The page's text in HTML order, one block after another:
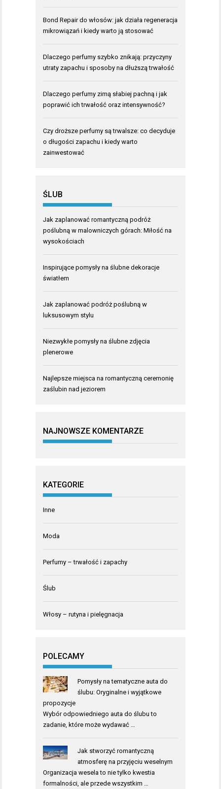
Bond Repair do włosów: jak działa regeneracja
mikrowiązań i kiedy warto ją stosować
Dlaczego perfumy szybko znikają: przyczyny
utraty zapachu i sposoby na dłuższą trwałość
Dlaczego perfumy zimą słabiej pachną i jak
poprawić ich trwałość oraz intensywność?
Czy droższe perfumy są trwalsze: co decyduje
o długości zapachu i kiedy warto
zainwestować
ŚLUB
Jak zaplanować romantyczną podróż
poślubną w malowniczych górach: Miłość na
wysokościach
Inspirujące pomysły na ślubne dekoracje
światłem
Jak zaplanować podróż poślubną w
luksusowym stylu
Niezwykłe pomysły na ślubne zdjęcia
plenerowe
Najlepsze miejsca na romantyczną ceremonię
zaślubin nad jeziorem
NAJNOWSZE KOMENTARZE
KATEGORIE
Inne
Moda
Perfumy – trwałość i zapachy
Ślub
Włosy – rutyna i pielęgnacja
POLECAMY
Pomysły na tematyczne auta do
ślubu: Oryginalne i wyjątkowe
propozycje
Wybór odpowiedniego auta do ślubu to
zadanie, które może wydawać …
Jak stworzyć romantyczną
atmosferę na przyjęciu weselnym
Organizacja wesela to nie tylko kwestia
formalności, ale przede wszystkim …